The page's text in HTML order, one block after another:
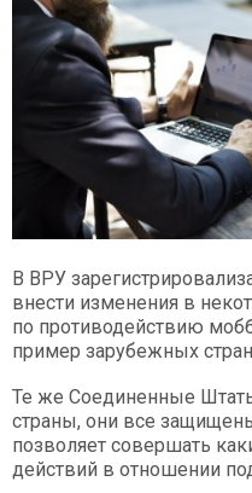
В ВРУ
внести изменения в
по противодействию
пример зарубежных
Те же Соединенные
страны, они все
позволяет совершать
действий в отношении